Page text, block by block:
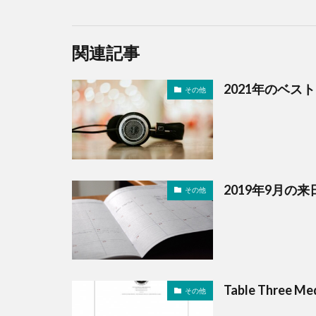
関連記事
その他 2021年のベス
その他 2019年9月の来
その他 Table Three